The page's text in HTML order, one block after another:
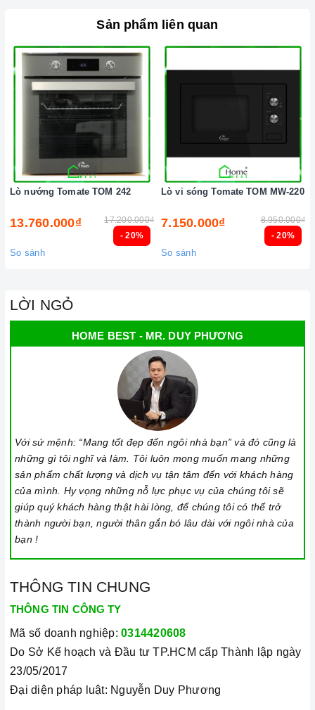
Ảnh minh họa
Sản phẩm liên quan
- 20%
Lò nướng Tomate TOM 242
13.760.000₫ 17.200.000₫
So sánh
- 20%
Lò vi sóng Tomate TOM MW-220
7.150.000₫ 8.950.000₫
So sánh
LỜI NGỎ
HOME BEST - MR. DUY PHƯƠNG
Với sứ mệnh: “Mang tốt đẹp đến ngôi nhà bạn” và đó cũng là
những gì tôi nghĩ và làm. Tôi luôn mong muốn mang những
sản phẩm chất lượng và dịch vụ tận tâm đến với khách hàng
của mình. Hy vọng những nỗ lực phục vụ của chúng tôi sẽ
giúp quý khách hàng thật hài lòng, để chúng tôi có thể trở
thành người bạn, người thân gắn bó lâu dài với ngôi nhà của
bạn !
THÔNG TIN CHUNG
THÔNG TIN CÔNG TY
Mã số doanh nghiệp: 0314420608
Do Sở Kế hoạch và Đầu tư TP.HCM cấp Thành lập ngày
23/05/2017
Đại diện pháp luật: Nguyễn Duy Phương